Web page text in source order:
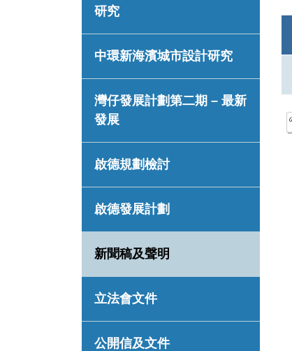
研究
中環新海濱城市設計研究
灣仔發展計劃第二期 – 最新
發展
啟德規劃檢討
啟德發展計劃
新聞稿及聲明
立法會文件
公開信及文件